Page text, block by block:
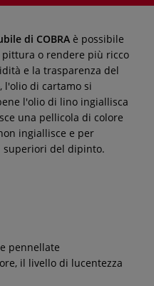
di COBRA è possibile
o rendere più ricco
e la trasparenza del
l'olio di cartamo si
l'olio di lino ingiallisca
una pellicola di colore
ingiallisce e per
superiori del dipinto.
pennellate
il livello di lucentezza